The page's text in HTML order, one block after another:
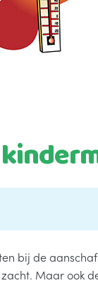
bij de
Maar ook